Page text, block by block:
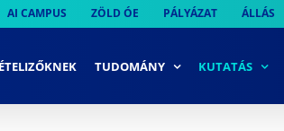
AI CAMPUS ZÖLD ÓE PÁLYÁZAT ÁLLÁS
TUDOMÁNY KUTATÁS